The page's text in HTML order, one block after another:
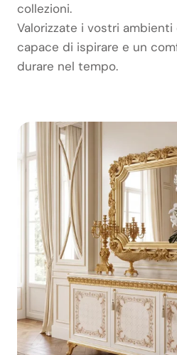
collezioni.
Valorizzate i vostri
capace di ispirare e un
durare nel tempo.